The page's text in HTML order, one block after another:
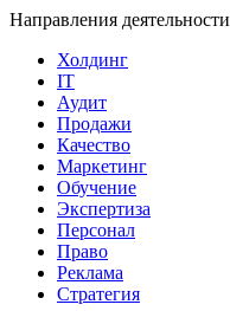
Направления деятельности
Холдинг
IT
Аудит
Продажи
Качество
Маркетинг
Обучение
Экспертиза
Персонал
Право
Реклама
Стратегия